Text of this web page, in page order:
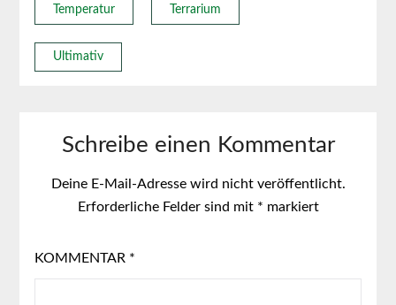
Temperatur Terrarium
Ultimativ
Schreibe einen Kommentar
Deine E-Mail-Adresse wird nicht veröffentlicht.
Erforderliche Felder sind mit * markiert
KOMMENTAR *